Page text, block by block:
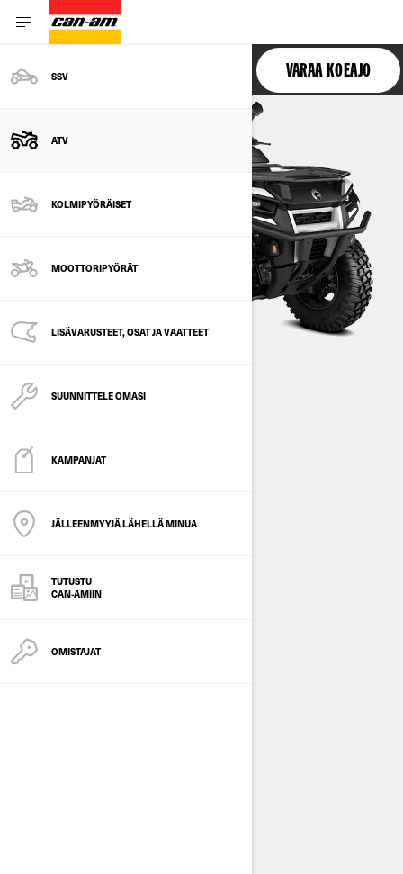
SSV
ATV
KOLMIPYÖRÄISET
MOOTTORIPYÖRÄT
LISÄVARUSTEET, OSAT JA VAATTEET
SUUNNITTELE OMASI
KAMPANJAT
JÄLLEENMYYJÄ LÄHELLÄ MINUA
TUTUSTU
CAN-AMIIN
OMISTAJAT
OUTLANDER ELECTRIC VARAA KOEAJO